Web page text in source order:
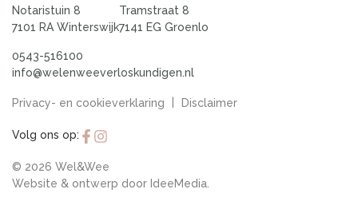
Notaristuin 8
7101 RA Winterswijk
Tramstraat 8
7141 EG Groenlo
0543-516100
info@welenweeverloskundigen.nl
Privacy- en cookieverklaring Disclaimer
© 2026 Wel&Wee
Website & ontwerp door IdeeMedia
Volg ons op: